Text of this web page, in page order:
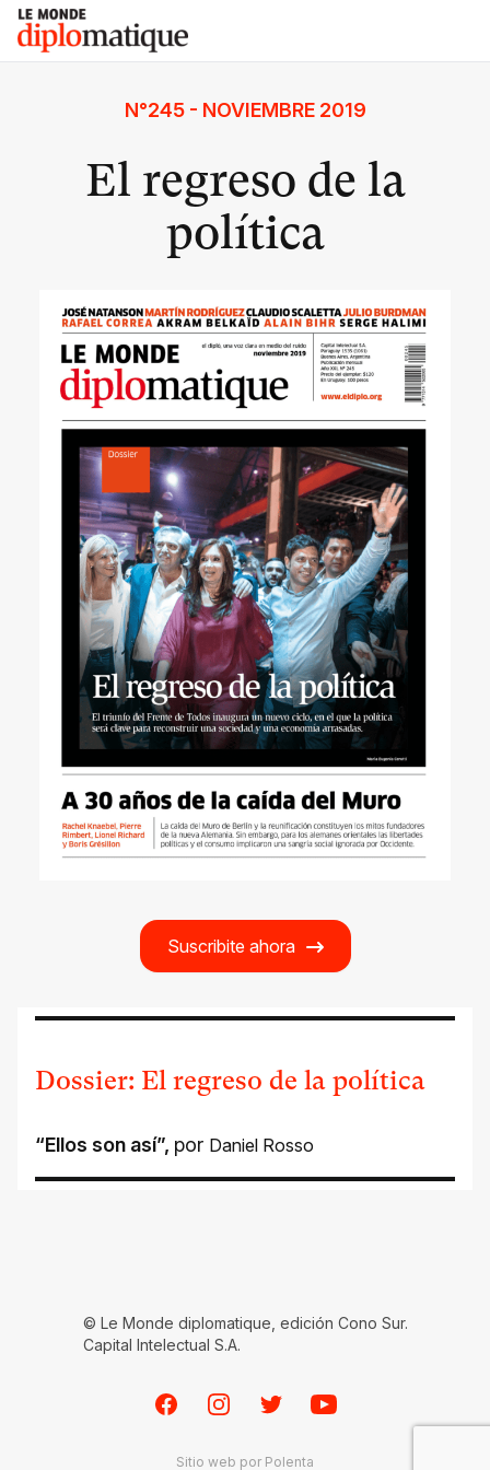
Skip
content
Le monde diplomatique
N°245 - NOVIEMBRE 2019
El regreso de la
política
Suscribite ahora
Dossier: El regreso de la política
“Ellos son así”, por Daniel Rosso
© Le Monde diplomatique, edición Cono Sur.
Capital Intelectual S.A.
FacebookInstagramTwitterYoutube
Sitio web por Polenta